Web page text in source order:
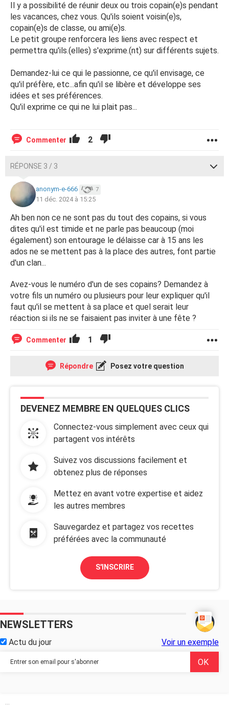
Il y a possibilité de réunir deux ou trois copain(e)s pendant
les vacances, chez vous. Qu'ils soient voisin(e)s,
copain(e)s de classe, ou ami(e)s.
Le petit groupe renforcera les liens avec respect et
permettra qu'ils.(elles) s'exprime.(nt) sur différents sujets.
Demandez-lui ce qui le passionne, ce qu'il envisage, ce
qu'il préfère, etc...afin qu'il se libère et développe ses
idées et ses préférences.
Qu'il exprime ce qui ne lui plait pas...
Commenter 2
RÉPONSE 3 / 3
anonym-e-666 7
11 déc. 2024 à 15:25
Ah ben non ce ne sont pas du tout des copains, si vous
dites qu'il est timide et ne parle pas beaucoup (moi
également) son entourage le délaisse car à 15 ans les
ados ne se mettent pas à la place des autres, font partie
d'un clan...
Avez-vous le numéro d'un de ses copains? Demandez à
votre fils un numéro ou plusieurs pour leur expliquer qu'il
faut qu'il se mettent à sa place et quel serait leur
réaction si ils ne se faisaient pas inviter à une fête ?
Commenter 1
Répondre Posez votre question
DEVENEZ MEMBRE EN QUELQUES CLICS
Connectez-vous simplement avec ceux qui
partagent vos intérêts
Suivez vos discussions facilement et
obtenez plus de réponses
Mettez en avant votre expertise et aidez
les autres membres
Sauvegardez et partagez vos recettes
préférées avec la communauté
S'INSCRIRE
NEWSLETTERS
Actu du jour Voir un exemple
...